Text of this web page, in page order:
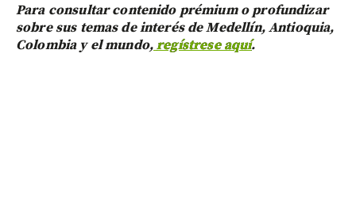
Para consultar contenido prémium o profundizar
sobre sus temas de interés de Medellín, Antioquia,
Colombia y el mundo,regístrese aquí.